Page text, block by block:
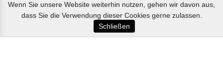
Flensburg
Marzipan Im Hof – Rote Str. 18-20, 24937 Flensburg
Wenn Sie unsere Website weiterhin nutzen, gehen wir davon aus,
dass Sie die Verwendung dieser Cookies gerne zulassen.
Schließen